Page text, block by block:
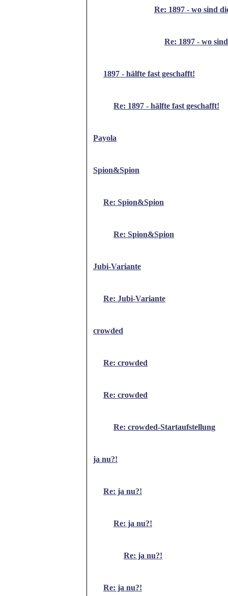
Re: 1897 - wo sind
Re: 1897 - wo
1897 - hälfte fast geschafft!
Re: 1897 - hälfte fast geschafft!
Payola
Spion&Spion
Re: Spion&Spion
Re: Spion&Spion
Jubi-Variante
Re: Jubi-Variante
crowded
Re: crowded
Re: crowded
Re: crowded-Startaufstellung
ja nu?!
Re: ja nu?!
Re: ja nu?!
Re: ja nu?!
Re: ja nu?!